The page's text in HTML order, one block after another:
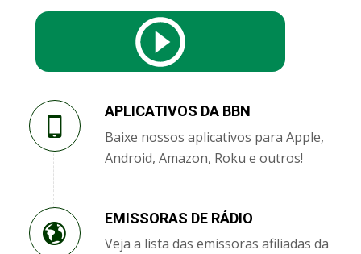
APLICATIVOS DA BBN
Baixe nossos aplicativos para Apple,
Android, Amazon, Roku e outros!
EMISSORAS DE RÁDIO
Veja a lista das emissoras afiliadas da